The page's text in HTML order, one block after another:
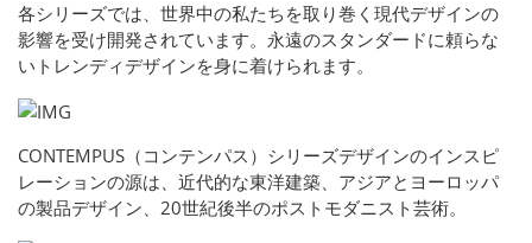
各シリーズでは、世界中の私たちを取り巻く現代デザインの
影響を受け開発されています。永遠のスタンダードに頼らな
いトレンディデザインを身に着けられます。
CONTEMPUS（コンテンパス）シリーズデザインのインスピ
レーションの源は、近代的な東洋建築、アジアとヨーロッパ
の製品デザイン、20世紀後半のポストモダニスト芸術。